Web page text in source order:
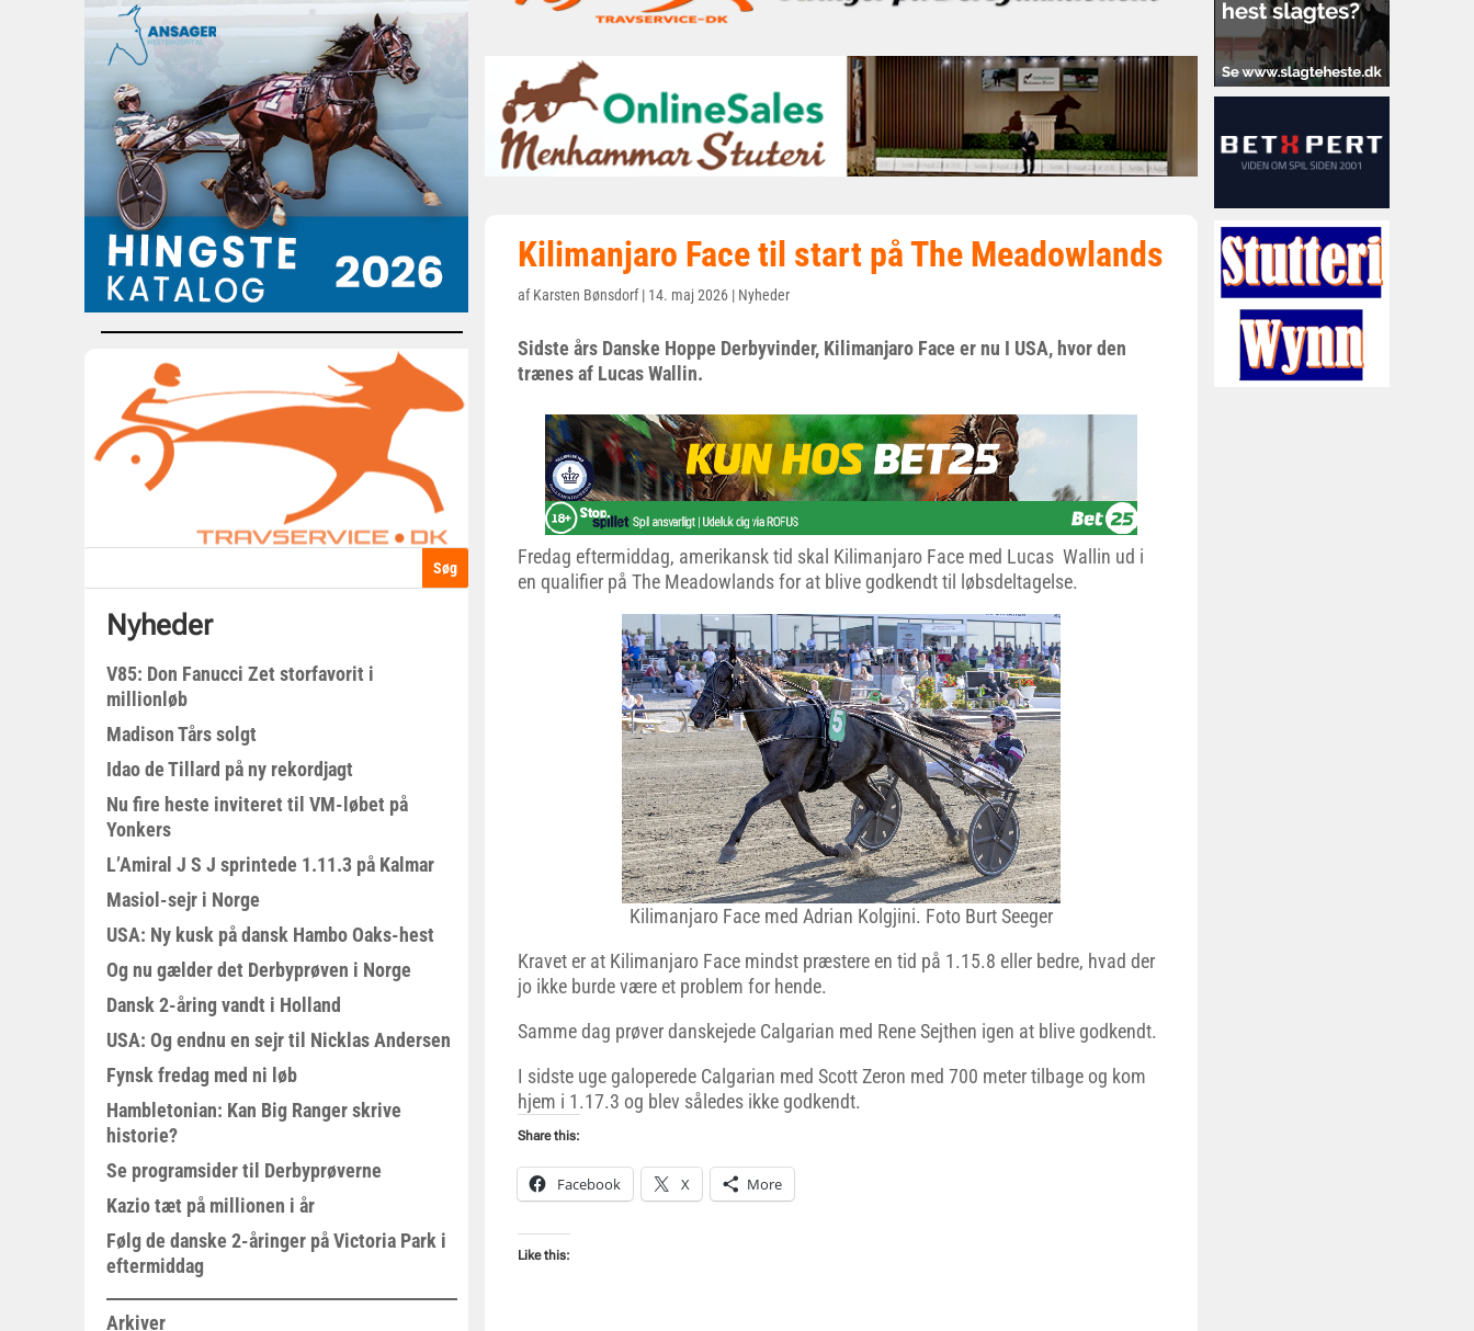
Nyheder
V85: Don Fanucci Zet storfavorit i
millionløb
Madison Tårs solgt
Idao de Tillard på ny rekordjagt
Nu fire heste inviteret til VM-løbet på
Yonkers
L’Amiral J S J sprintede 1.11.3 på Kalmar
Masiol-sejr i Norge
USA: Ny kusk på dansk Hambo Oaks-hest
Og nu gælder det Derbyprøven i Norge
Dansk 2-åring vandt i Holland
USA: Og endnu en sejr til Nicklas Andersen
Fynsk fredag med ni løb
Hambletonian: Kan Big Ranger skrive
historie?
Se programsider til Derbyprøverne
Kazio tæt på millionen i år
Følg de danske 2-åringer på Victoria Park i
eftermiddag
Arkiver
Kilimanjaro Face til start på The Meadowlands
afKarsten Bønsdorf| 14. maj 2026 | Nyheder
Sidste års Danske Hoppe Derbyvinder, Kilimanjaro Face er nu I USA, hvor den
trænes af Lucas Wallin.
Fredag eftermiddag, amerikansk tid skal Kilimanjaro Face med Lucas Wallin ud i
en qualifier på The Meadowlands for at blive godkendt til løbsdeltagelse.
Kilimanjaro Face med Adrian Kolgjini. Foto Burt Seeger
Kravet er at Kilimanjaro Face mindst præstere en tid på 1.15.8 eller bedre, hvad der
jo ikke burde være et problem for hende.
Samme dag prøver danskejede Calgarian med Rene Sejthen igen at blive godkendt.
I sidste uge galoperede Calgarian med Scott Zeron med 700 meter tilbage og kom
hjem i 1.17.3 og blev således ikke godkendt.
Share this:
Facebook X More
Like this: